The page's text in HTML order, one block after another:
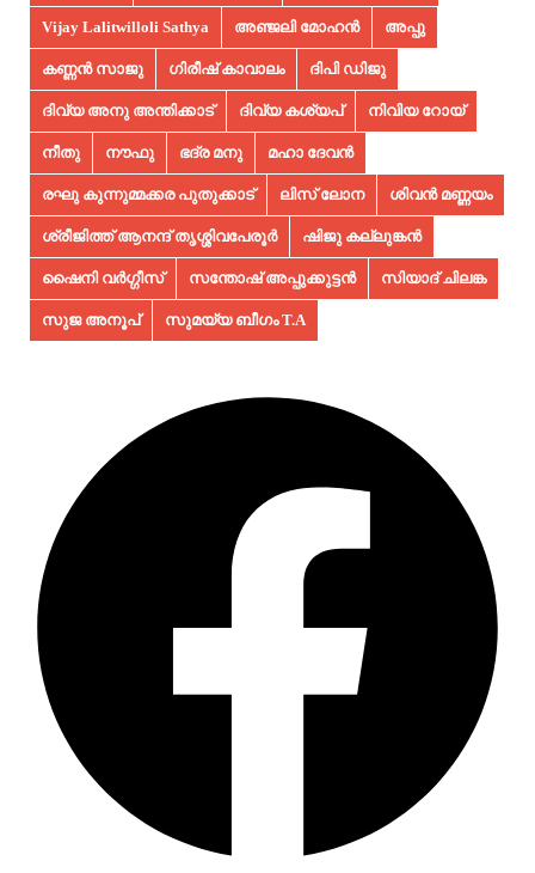
Vijay Lalitwilloli Sathya അഞ്ജലി മോഹൻ അപ്പു
കണ്ണൻ സാജു ഗിരീഷ് കാവാലം ദിപി ഡിജു
ദിവ്യ അനു അന്തിക്കാട് ദിവ്യ കശ്യപ് നിവിയ റോയ്
നീതു നൗഫു ഭദ്ര മനു മഹാ ദേവൻ
രഘു കുന്നുമ്മക്കര പുതുക്കാട് ലിസ് ലോന ശിവൻ മണ്ണയം
ശ്രീജിത്ത് ആനന്ദ് തൃശ്ശിവപേരൂർ ഷിജു കല്ലുങ്കൻ
ഷൈനി വർഗ്ഗീസ് സന്തോഷ് അപ്പുക്കുട്ടൻ സിയാദ് ചിലങ്ക
സുജ അനൂപ്‌ സുമയ്യ ബീഗം T.A